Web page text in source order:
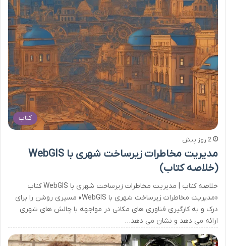
کتاب
2 روز پیش
مدیریت مخاطرات زیرساخت شهری با WebGIS
(خلاصه کتاب)
خلاصه کتاب | مدیریت مخاطرات زیرساخت شهری با WebGIS کتاب
«مدیریت مخاطرات زیرساخت شهری با WebGIS» مسیری روشن را برای
درک و به کارگیری فناوری های مکانی در مواجهه با چالش های شهری
ارائه می دهد و نشان می دهد…